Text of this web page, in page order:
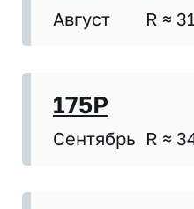
Август R ≈
175P
Сентябрь R ≈